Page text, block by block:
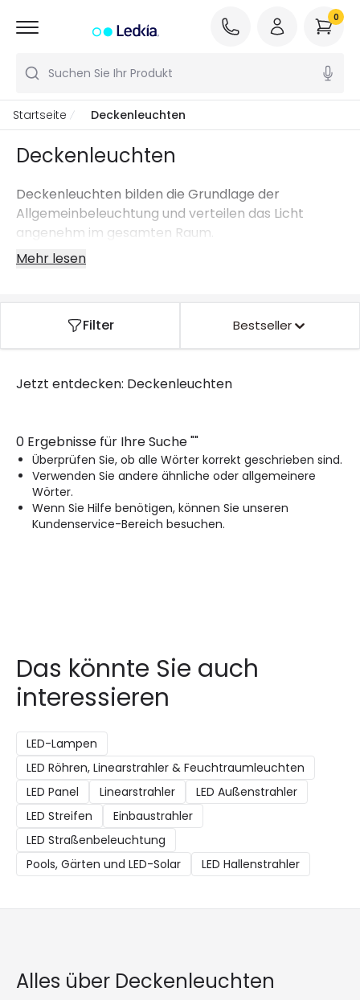
Suchen Sie Ihr Produkt
0
Startseite Deckenleuchten
Deckenleuchten
Deckenleuchten bilden die Grundlage der
Allgemeinbeleuchtung und verteilen das Licht
angenehm im gesamten Raum.
Mehr lesen
Filter Bestseller
Jetzt entdecken: Deckenleuchten
0 Ergebnisse für Ihre Suche""
Überprüfen Sie, ob alle Wörter korrekt geschrieben sind.
Verwenden Sie andere ähnliche oder allgemeinere
Wörter.
Wenn Sie Hilfe benötigen, können Sie unseren
Kundenservice-Bereich besuchen.
Das könnte Sie auch
interessieren
LED-Lampen
LED Röhren, Linearstrahler & Feuchtraumleuchten
LED Panel
Linearstrahler
LED Außenstrahler
LED Streifen
Einbaustrahler
LED Straßenbeleuchtung
Pools, Gärten und LED-Solar
LED Hallenstrahler
Alles über Deckenleuchten
Select your cookie preferences
site have been visited and to continue to improve it. Your personal
giving your consent, Google will use your personal data as
indicated in its
Privacy & Terms site. Customise